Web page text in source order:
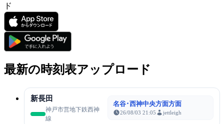
ド
最新の時刻表アップロード
新長田
神戸市営地下鉄西神
線
名谷･西神中央方面方面
26/08/03 21:05 jettleigh